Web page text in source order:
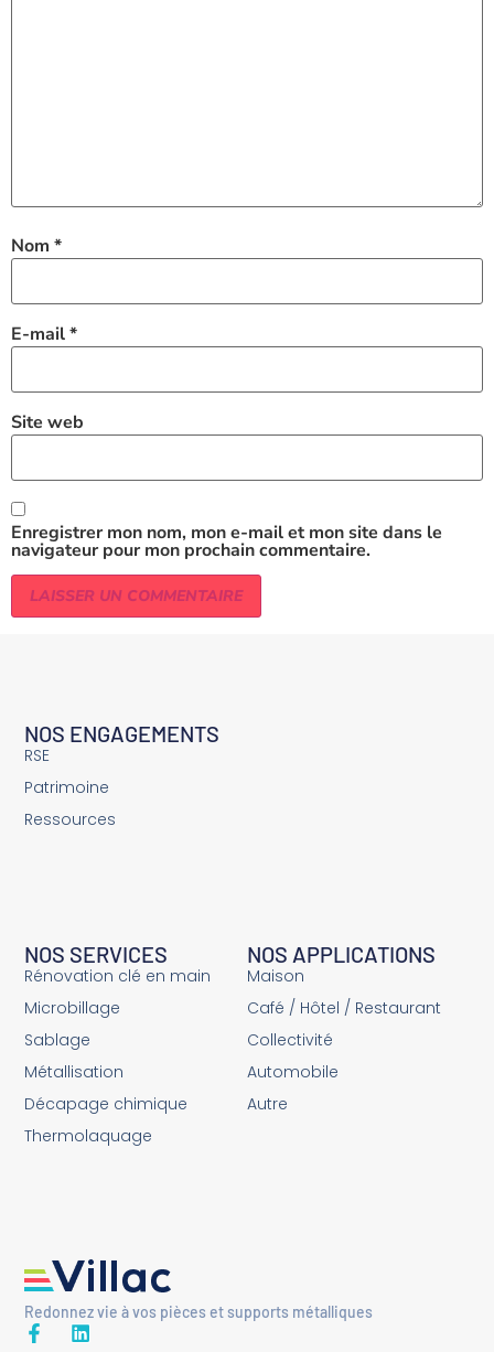
Nom *
E-mail*
Site web
Enregistrer mon nom, mon e-mail et mon site dans le
navigateur pour mon prochain commentaire.
Redonnez vie à vos pièces et supports métalliques
NOS APPLICATIONS
Maison
Café / Hôtel / Restaurant
Collectivité
Automobile
Autre
NOS SERVICES
Rénovation clé en main
Microbillage
Sablage
Métallisation
Décapage chimique
Thermolaquage
NOS ENGAGEMENTS
RSE
Patrimoine
Ressources